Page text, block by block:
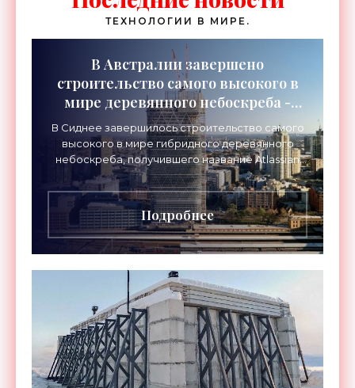
ТЕХНОЛОГИИ В МИРЕ.
В Австралии завершено
строительство самого высокого в
мире деревянного небоскреба -
«Технологии»
В Сиднее завершилось строительство самого
высокого в мире гибридного деревянного
небоскреба, получившего название Atlassian
Central. Башня высотой 180 метров более чем
вдвое превзошла
Подробнее